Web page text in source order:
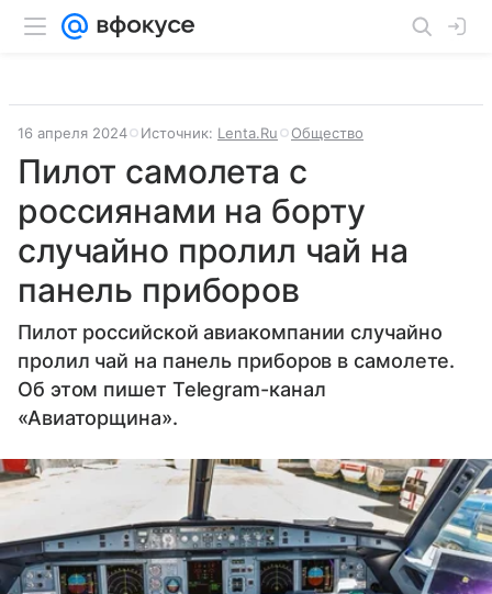
16 апреля 2024 Источник: Lenta.Ru Общество
Пилот самолета с
россиянами на борту
случайно пролил чай на
панель приборов
Пилот российской авиакомпании случайно
пролил чай на панель приборов в самолете.
Об этом пишет Telegram-канал
«Авиаторщина».